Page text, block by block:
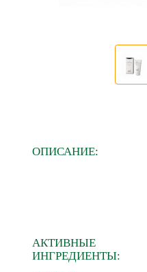
ОПИСАНИЕ:
АКТИВНЫЕ
ИНГРЕДИЕНТЫ: